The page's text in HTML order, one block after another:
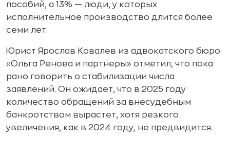
пособий, а 13% — люди, у которых
исполнительное производство длится более
семи лет.
Юрист Ярослав Ковалев из адвокатского бюро
«Ольга Ренова и партнеры» отметил, что пока
рано говорить о стабилизации числа
заявлений. Он ожидает, что в 2025 году
количество обращений за внесудебным
банкротством вырастет, хотя резкого
увеличения, как в 2024 году, не предвидится.